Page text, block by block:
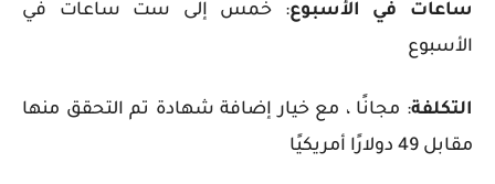
ساعات في الأسبوع: خمس إلى ست ساعات في
الأسبوع
التكلفة: مجانًا ، مع خيار إضافة شهادة تم التحقق منها
مقابل 49 دولارًا أمريكيًا